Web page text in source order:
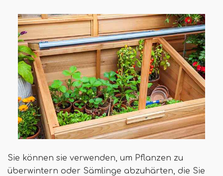
Sie können sie verwenden, um Pflanzen zu
überwintern oder Sämlinge abzuhärten, die Sie